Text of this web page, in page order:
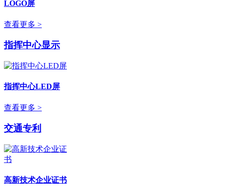
LOGO屏
查看更多 >
指挥中心显示
指挥中心LED屏
查看更多 >
交通专利
高新技术企业证书